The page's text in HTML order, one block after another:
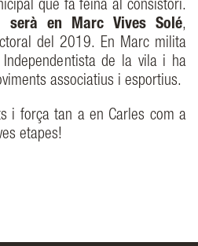
que fa feina al consistori.
serà en Marc Vives Solé,
del 2019. En Marc milita
de la vila i ha
associatius i esportius.
i força tan a en Carles com a
etapes!